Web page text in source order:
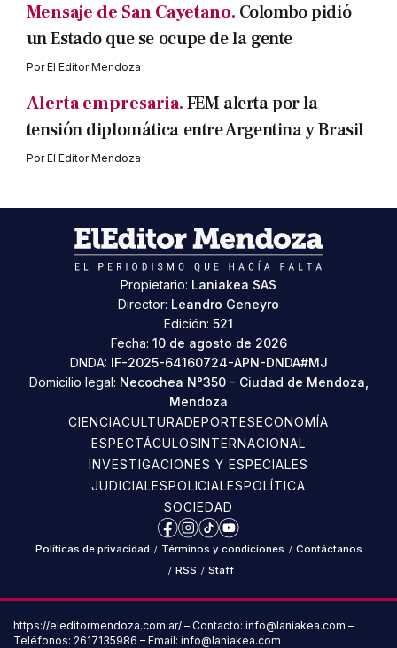
Mensaje de San Cayetano. Colombo pidió
un Estado que se ocupe de la gente
PorEl Editor Mendoza
Alerta empresaria.FEM alerta por la
tensión diplomática entre Argentina y Brasil
PorEl Editor Mendoza
Propietario: Laniakea SAS
Director: Leandro Geneyro
Edición: 521
Fecha: 10 de agosto de 2026
DNDA: IF-2025-64160724-APN-DNDA#MJ
Domicilio legal: Necochea N°350 - Ciudad de Mendoza,
Mendoza
CIENCIACULTURADEPORTESECONOMÍA
ESPECTÁCULOSINTERNACIONAL
INVESTIGACIONES Y ESPECIALES
JUDICIALESPOLICIALESPOLÍTICA
SOCIEDAD
Facebook
Instagram
TikTokYouTube
Políticas de privacidad / Términos y condiciones / Contáctanos
/ RSS / Staff
https://eleditormendoza.com.ar/ – Contacto: info@laniakea.com –
Teléfonos: 2617135986 – Email: info@laniakea.com